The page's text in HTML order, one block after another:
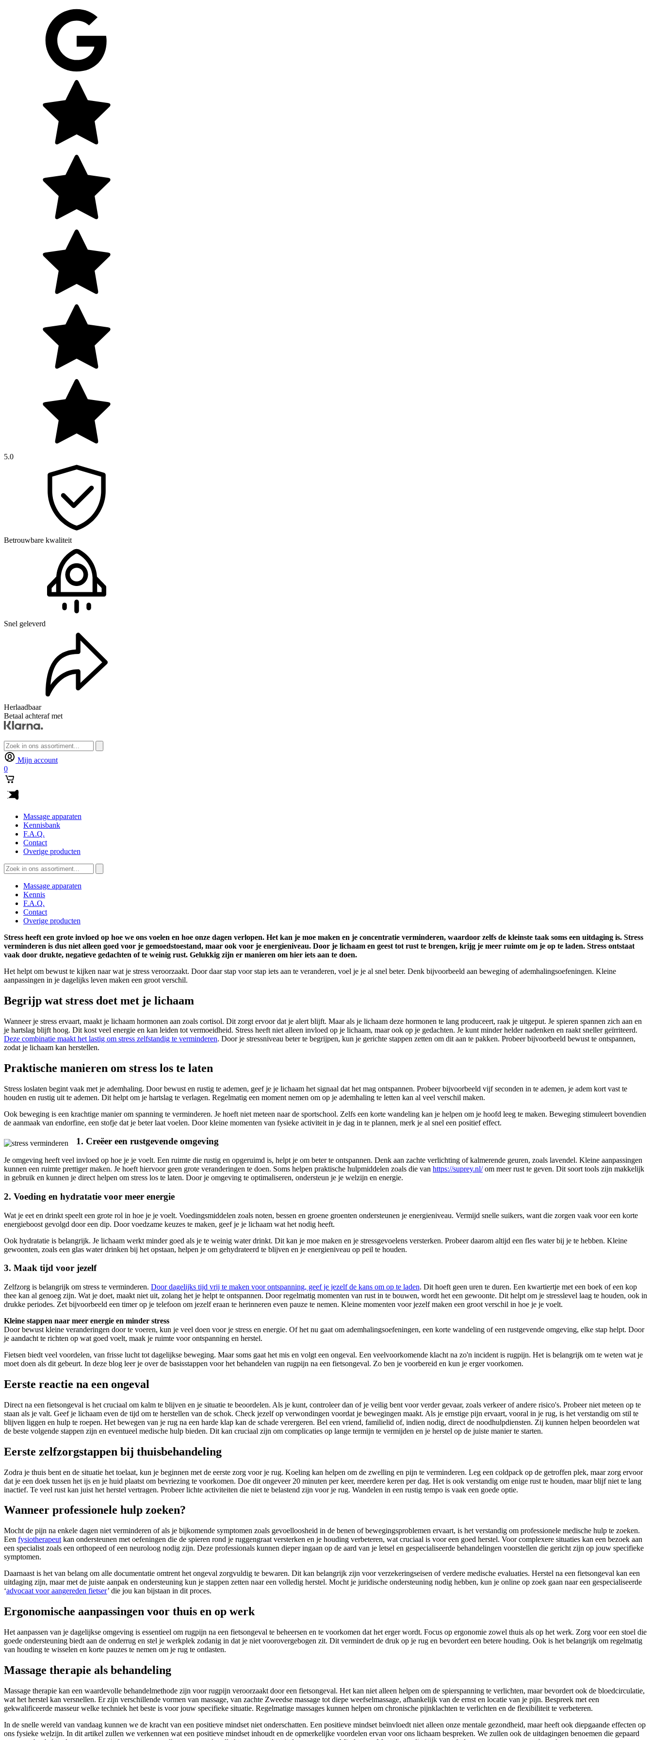
5.0
Betrouwbare kwaliteit
Snel geleverd
Herlaadbaar
Betaal achteraf met
Zoeken
naar:
Mijn account
0
Massage apparaten
Kennisbank
F.A.Q.
Contact
Overige producten
Zoeken
naar:
Massage apparaten
Kennis
F.A.Q.
Contact
Overige producten
Stress heeft een grote invloed op hoe we ons voelen en hoe onze dagen verlopen. Het kan je moe maken en je concentratie verminderen, waardoor zelfs de kleinste taak soms een uitdaging is. Stress
verminderen is dus niet alleen goed voor je gemoedstoestand, maar ook voor je energieniveau. Door je lichaam en geest tot rust te brengen, krijg je meer ruimte om je op te laden. Stress ontstaat
vaak door drukte, negatieve gedachten of te weinig rust. Gelukkig zijn er manieren om hier iets aan te doen.
Het helpt om bewust te kijken naar wat je stress veroorzaakt. Door daar stap voor stap iets aan te veranderen, voel je je al snel beter. Denk bijvoorbeeld aan beweging of ademhalingsoefeningen. Kleine
aanpassingen in je dagelijks leven maken een groot verschil.
Begrijp wat stress doet met je lichaam
Wanneer je stress ervaart, maakt je lichaam hormonen aan zoals cortisol. Dit zorgt ervoor dat je alert blijft. Maar als je lichaam deze hormonen te lang produceert, raak je uitgeput. Je spieren spannen zich aan en
je hartslag blijft hoog. Dit kost veel energie en kan leiden tot vermoeidheid. Stress heeft niet alleen invloed op je lichaam, maar ook op je gedachten. Je kunt minder helder nadenken en raakt sneller geïrriteerd.
Deze combinatie maakt het lastig om stress zelfstandig te verminderen. Door je stressniveau beter te begrijpen, kun je gerichte stappen zetten om dit aan te pakken. Probeer bijvoorbeeld bewust te ontspannen,
zodat je lichaam kan herstellen.
Praktische manieren om stress los te laten
Stress loslaten begint vaak met je ademhaling. Door bewust en rustig te ademen, geef je je lichaam het signaal dat het mag ontspannen. Probeer bijvoorbeeld vijf seconden in te ademen, je adem kort vast te
houden en rustig uit te ademen. Dit helpt om je hartslag te verlagen. Regelmatig een moment nemen om op je ademhaling te letten kan al veel verschil maken.
Ook beweging is een krachtige manier om spanning te verminderen. Je hoeft niet meteen naar de sportschool. Zelfs een korte wandeling kan je helpen om je hoofd leeg te maken. Beweging stimuleert bovendien
de aanmaak van endorfine, een stofje dat je beter laat voelen. Door kleine momenten van fysieke activiteit in je dag in te plannen, merk je al snel een positief effect.
1. Creëer een rustgevende omgeving
Je omgeving heeft veel invloed op hoe je je voelt. Een ruimte die rustig en opgeruimd is, helpt je om beter te ontspannen. Denk aan zachte verlichting of kalmerende geuren, zoals lavendel. Kleine aanpassingen
kunnen een ruimte prettiger maken. Je hoeft hiervoor geen grote veranderingen te doen. Soms helpen praktische hulpmiddelen zoals die van https://suprey.nl/om meer rust te geven. Dit soort tools zijn makkelijk
in gebruik en kunnen je direct helpen om stress los te laten. Door je omgeving te optimaliseren, ondersteun je je welzijn en energie.
2. Voeding en hydratatie voor meer energie
Wat je eet en drinkt speelt een grote rol in hoe je je voelt. Voedingsmiddelen zoals noten, bessen en groene groenten ondersteunen je energieniveau. Vermijd snelle suikers, want die zorgen vaak voor een korte
energieboost gevolgd door een dip. Door voedzame keuzes te maken, geef je je lichaam wat het nodig heeft.
Ook hydratatie is belangrijk. Je lichaam werkt minder goed als je te weinig water drinkt. Dit kan je moe maken en je stressgevoelens versterken. Probeer daarom altijd een fles water bij je te hebben. Kleine
gewoonten, zoals een glas water drinken bij het opstaan, helpen je om gehydrateerd te blijven en je energieniveau op peil te houden.
3. Maak tijd voor jezelf
Zelfzorg is belangrijk om stress te verminderen. Door dagelijks tijd vrij te maken voor ontspanning, geef je jezelf de kans om op te laden. Dit hoeft geen uren te duren. Een kwartiertje met een boek of een kop
thee kan al genoeg zijn. Wat je doet, maakt niet uit, zolang het je helpt te ontspannen. Door regelmatig momenten van rust in te bouwen, wordt het een gewoonte. Dit helpt om je stresslevel laag te houden, ook in
drukke periodes. Zet bijvoorbeeld een timer op je telefoon om jezelf eraan te herinneren even pauze te nemen. Kleine momenten voor jezelf maken een groot verschil in hoe je je voelt.
Kleine stappen naar meer energie en minder stress
Door bewust kleine veranderingen door te voeren, kun je veel doen voor je stress en energie. Of het nu gaat om ademhalingsoefeningen, een korte wandeling of een rustgevende omgeving, elke stap helpt. Door
je aandacht te richten op wat goed voelt, maak je ruimte voor ontspanning en herstel.
Fietsen biedt veel voordelen, van frisse lucht tot dagelijkse beweging. Maar soms gaat het mis en volgt een ongeval. Een veelvoorkomende klacht na zo'n incident is rugpijn. Het is belangrijk om te weten wat je
moet doen als dit gebeurt. In deze blog leer je over de basisstappen voor het behandelen van rugpijn na een fietsongeval. Zo ben je voorbereid en kun je erger voorkomen.
Eerste reactie na een ongeval
Direct na een fietsongeval is het cruciaal om kalm te blijven en je situatie te beoordelen. Als je kunt, controleer dan of je veilig bent voor verder gevaar, zoals verkeer of andere risico's. Probeer niet meteen op te
staan als je valt. Geef je lichaam even de tijd om te herstellen van de schok. Check jezelf op verwondingen voordat je bewegingen maakt. Als je ernstige pijn ervaart, vooral in je rug, is het verstandig om stil te
blijven liggen en hulp te roepen. Het bewegen van je rug na een harde klap kan de schade verergeren. Bel een vriend, familielid of, indien nodig, direct de noodhulpdiensten. Zij kunnen helpen beoordelen wat
de beste volgende stappen zijn en eventueel medische hulp bieden. Dit kan cruciaal zijn om complicaties op lange termijn te vermijden en je herstel op de juiste manier te starten.
Eerste zelfzorgstappen bij thuisbehandeling
Zodra je thuis bent en de situatie het toelaat, kun je beginnen met de eerste zorg voor je rug. Koeling kan helpen om de zwelling en pijn te verminderen. Leg een coldpack op de getroffen plek, maar zorg ervoor
dat je een doek tussen het ijs en je huid plaatst om bevriezing te voorkomen. Doe dit ongeveer 20 minuten per keer, meerdere keren per dag. Het is ook verstandig om enige rust te houden, maar blijf niet te lang
inactief. Te veel rust kan juist het herstel vertragen. Probeer lichte activiteiten die niet te belastend zijn voor je rug. Wandelen in een rustig tempo is vaak een goede optie.
Wanneer professionele hulp zoeken?
Mocht de pijn na enkele dagen niet verminderen of als je bijkomende symptomen zoals gevoelloosheid in de benen of bewegingsproblemen ervaart, is het verstandig om professionele medische hulp te zoeken.
Een fysiotherapeut kan ondersteunen met oefeningen die de spieren rond je ruggengraat versterken en je houding verbeteren, wat cruciaal is voor een goed herstel. Voor complexere situaties kan een bezoek aan
een specialist zoals een orthopeed of een neuroloog nodig zijn. Deze professionals kunnen dieper ingaan op de aard van je letsel en gespecialiseerde behandelingen voorstellen die gericht zijn op jouw specifieke
symptomen.
Daarnaast is het van belang om alle documentatie omtrent het ongeval zorgvuldig te bewaren. Dit kan belangrijk zijn voor verzekeringseisen of verdere medische evaluaties. Herstel na een fietsongeval kan een
uitdaging zijn, maar met de juiste aanpak en ondersteuning kun je stappen zetten naar een volledig herstel. Mocht je juridische ondersteuning nodig hebben, kun je online op zoek gaan naar een gespecialiseerde
‘advocaat voor aangereden fietser’ die jou kan bijstaan in dit proces.
Ergonomische aanpassingen voor thuis en op werk
Het aanpassen van je dagelijkse omgeving is essentieel om rugpijn na een fietsongeval te beheersen en te voorkomen dat het erger wordt. Focus op ergonomie zowel thuis als op het werk. Zorg voor een stoel die
goede ondersteuning biedt aan de onderrug en stel je werkplek zodanig in dat je niet voorovergebogen zit. Dit vermindert de druk op je rug en bevordert een betere houding. Ook is het belangrijk om regelmatig
van houding te wisselen en korte pauzes te nemen om je rug te ontlasten.
Massage therapie als behandeling
Massage therapie kan een waardevolle behandelmethode zijn voor rugpijn veroorzaakt door een fietsongeval. Het kan niet alleen helpen om de spierspanning te verlichten, maar bevordert ook de bloedcirculatie,
wat het herstel kan versnellen. Er zijn verschillende vormen van massage, van zachte Zweedse massage tot diepe weefselmassage, afhankelijk van de ernst en locatie van je pijn. Bespreek met een
gekwalificeerde masseur welke techniek het beste is voor jouw specifieke situatie. Regelmatige massages kunnen helpen om chronische pijnklachten te verlichten en de flexibiliteit te verbeteren.
In de snelle wereld van vandaag kunnen we de kracht van een positieve mindset niet onderschatten. Een positieve mindset beïnvloedt niet alleen onze mentale gezondheid, maar heeft ook diepgaande effecten op
ons fysieke welzijn. In dit artikel zullen we verkennen wat een positieve mindset inhoudt en de opmerkelijke voordelen ervan voor ons lichaam bespreken. We zullen ook de uitdagingen benoemen die gepaard